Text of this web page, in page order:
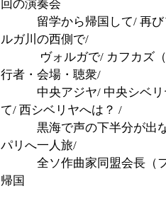
回の演奏会
留学から帰国して/ 再びソ
ルガ川の西側で/
ヴォルガで/ カフカズ（コ
行者・会場・聴衆/
中央アジヤ/ 中央シベリ
て/ 西シベリヤへは？ /
黒海で声の下半分が出な
パリへ一人旅/
全ソ作曲家同盟会長（フ
帰国